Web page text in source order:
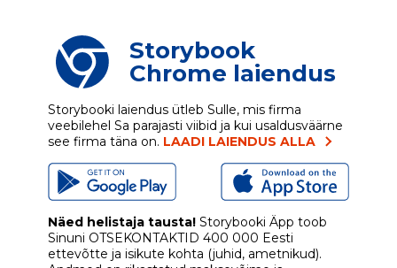
Storybook
Chrome laiendus
Storybooki laiendus ütleb Sulle, mis firma
veebilehel Sa parajasti viibid ja kui usaldusväärne
see firma täna on. LAADI LAIENDUS ALLA
Näed helistaja tausta! Storybooki Äpp toob
Sinuni OTSEKONTAKTID 400 000 Eesti
ettevõtte ja isikute kohta (juhid, ametnikud).